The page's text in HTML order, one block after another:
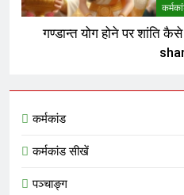
गण्डान्त योग होने पर शांति
कर्मकांड
कर्मकांड सीखें
पञ्चाङ्ग